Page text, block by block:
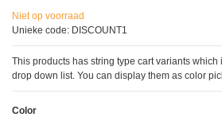
Niet op voorraad
Unieke code: DISCOUNT1
This products has string type cart variants
drop down list. You can display them as color
Color